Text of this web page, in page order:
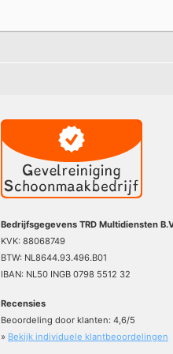
Bedrijfsgegevens TRD Multidiensten
KVK: 88068749
BTW: NL8644.93.496.B01
IBAN: NL50 INGB 0798 5512 32
Recensies
Beoordeling door klanten: 4,6/5
» Bekijk individuele klantbeoordelingen